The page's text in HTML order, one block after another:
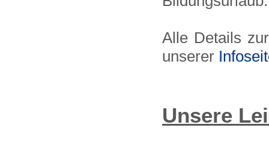
Alle Details
unserer
Unsere